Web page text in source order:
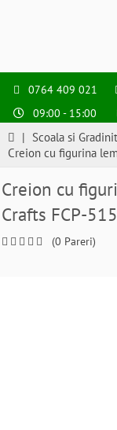
0764 409 021
09:00 - 15:00
| Scoala si
Creion cu figurina
Creion cu
Crafts FCP-
(0 Pareri)